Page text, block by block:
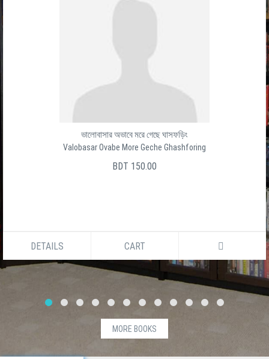
ভালোবাসার অভাবে মরে গেছে ঘাসফড়িং
Valobasar Ovabe More Geche Ghashforing
BDT 150.00
DETAILS CART
MORE BOOKS